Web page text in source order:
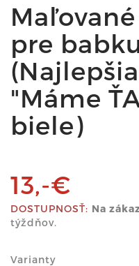
pre
"Máme
biele)
13,-€
DOSTUPNOSŤ: Na
týždňov.
Varianty